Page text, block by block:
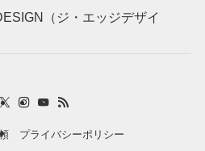
（ジ・エッジデザイ
プライバシーポリシー